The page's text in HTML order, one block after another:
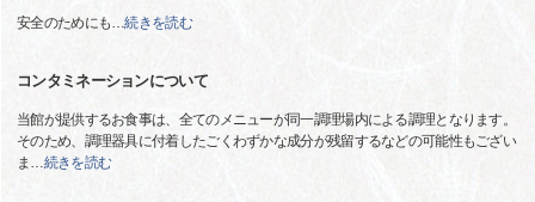
安全のためにも…続きを読む
コンタミネーションについて
当館が提供するお食事は、全てのメニューが同一調理場内による調理となります。
そのため、調理器具に付着したごくわずかな成分が残留するなどの可能性もござい
ま …続きを読む